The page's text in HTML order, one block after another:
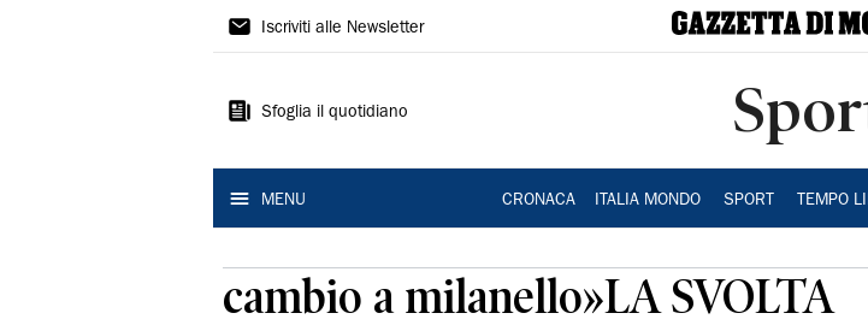
Gazzetta
Modena
Iscriviti alle Newsletter
Sfoglia il quotidiano
MENU CRONACA ITALIA MONDO SPORT TEMPO
cambio a milanello»LA SVOLTA